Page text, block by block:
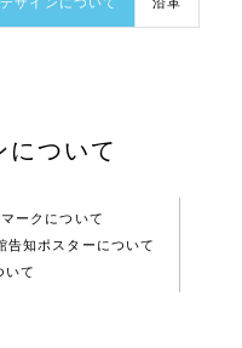
ついて
ークについて
告知ポスターについて
いて